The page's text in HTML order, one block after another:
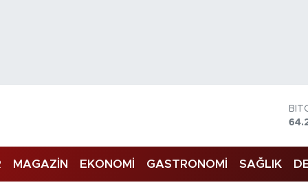
MAGAZİN EKONOMİ GASTRONOMİ SAĞLIK